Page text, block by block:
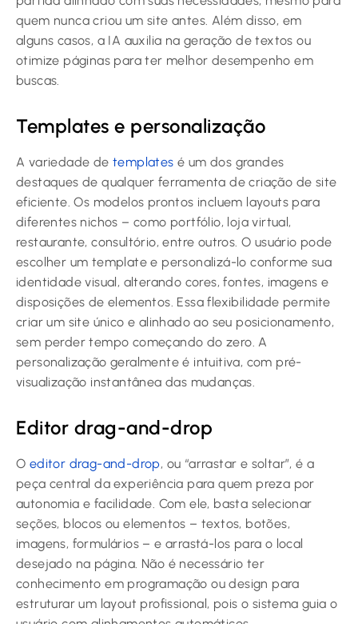
quem nunca criou um site antes. Além disso, em
alguns casos, a IA auxilia na geração de textos ou
otimize páginas para ter melhor desempenho em
buscas.
Templates e personalização
A variedade detemplates é um dos grandes
destaques de qualquer ferramenta de criação de site
eficiente. Os modelos prontos incluem layouts para
diferentes nichos – como portfólio, loja virtual,
restaurante, consultório, entre outros. O usuário pode
escolher um template e personalizá-lo conforme sua
identidade visual, alterando cores, fontes, imagens e
disposições de elementos. Essa flexibilidade permite
criar um site único e alinhado ao seu posicionamento,
sem perder tempo começando do zero. A
personalização geralmente é intuitiva, com pré-
visualização instantânea das mudanças.
Editor drag-and-drop
O editor drag-and-drop, ou “arrastar e soltar”, é a
peça central da experiência para quem preza por
autonomia e facilidade. Com ele, basta selecionar
seções, blocos ou elementos – textos, botões,
imagens, formulários – e arrastá-los para o local
desejado na página. Não é necessário ter
conhecimento em programação ou design para
estruturar um layout profissional, pois o sistema guia o